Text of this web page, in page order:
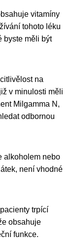
vitamíny
tohoto léku
byste měli být
na
v minulosti měli
Milgamma N,
odbornou
alkoholem nebo
není vhodné
trpící
obsahuje
funkce.